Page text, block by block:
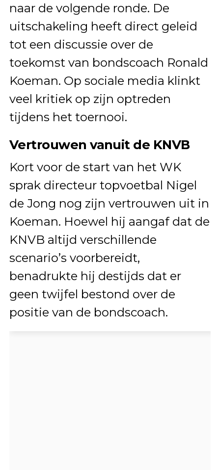
naar de volgende ronde. De
uitschakeling heeft direct geleid
tot een discussie over de
toekomst van bondscoach Ronald
Koeman. Op sociale media klinkt
veel kritiek op zijn optreden
tijdens het toernooi.
Vertrouwen vanuit de KNVB
Kort voor de start van het WK
sprak directeur topvoetbal Nigel
de Jong nog zijn vertrouwen uit in
Koeman. Hoewel hij aangaf dat de
KNVB altijd verschillende
scenario’s voorbereidt,
benadrukte hij destijds dat er
geen twijfel bestond over de
positie van de bondscoach.